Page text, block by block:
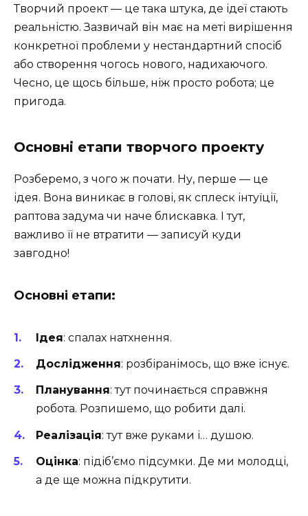
Творчий проект — це така штука, де ідеї стають
реальністю. Зазвичай він має на меті вирішення
конкретної проблеми у нестандартний спосіб
або створення чогось нового, надихаючого.
Чесно, це щось більше, ніж просто робота; це
пригода.
Основні етапи творчого проекту
Розберемо, з чого ж почати. Ну, перше — це
ідея. Вона виникає в голові, як сплеск інтуїції,
раптова задума чи наче блискавка. І тут,
важливо її не втратити — записуй куди
завгодно!
Основні етапи:
Ідея: спалах натхнення.
Дослідження: розбіранімось, що вже існує.
Планування: тут починається справжня
робота. Розпишемо, що робити далі.
Реалізація: тут вже руками і… душою.
Оцінка: підіб’ємо підсумки. Де ми молодці,
а де ще можна підкрутити.